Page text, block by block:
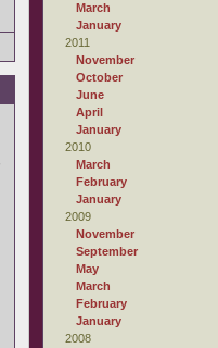
March
January
2011
November
October
June
April
January
2010
March
February
January
2009
November
September
May
March
February
January
2008